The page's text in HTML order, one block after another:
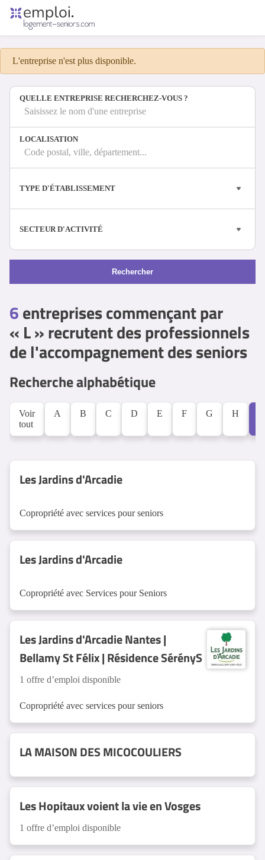
Offres d'emploi
Entreprises
Métiers
Espace recruteur
L'entreprise n'est plus disponible.
QUELLE ENTREPRISE RECHERCHEZ-VOUS ?
Saisissez le nom d'une entreprise
LOCALISATION
Code postal, ville, département...
TYPE D'ÉTABLISSEMENT
SECTEUR D'ACTIVITÉ
Rechercher
6entreprises commençant par
« L » recrutent des professionnels
de l'accompagnement des seniors
Recherche alphabétique
Voir
tout
A B C D E F G H
Les Jardins d'Arcadie
Copropriété avec services pour seniors
Les Jardins d'Arcadie
Copropriété avec Services pour Seniors
Les Jardins d'Arcadie Nantes |
Bellamy St Félix | Résidence SérényS
1 offre d’emploi disponible
Copropriété avec services pour seniors
LA MAISON DES MICOCOULIERS
Les Hopitaux voient la vie en Vosges
1 offre d’emploi disponible